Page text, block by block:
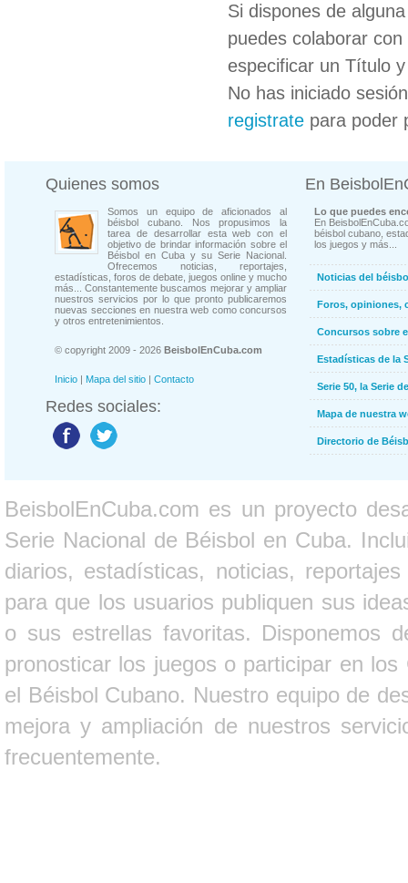
Si dispones de
puedes colaborar
especificar un Título
No has iniciado
registrate para poder
Quienes somos
Somos un equipo de aficionados al
béisbol cubano. Nos propusimos la
tarea de desarrollar esta web con el
objetivo de brindar información sobre el
Béisbol en Cuba y su Serie Nacional.
Ofrecemos noticias, reportajes,
estadísticas, foros de debate, juegos online y mucho
más... Constantemente buscamos mejorar y ampliar
nuestros servicios por lo que pronto publicaremos
nuevas secciones en nuestra web como concursos
y otros entretenimientos.
© copyright 2009 - 2026 BeisbolEnCuba.com
Inicio | Mapa del sitio | Contacto
Redes sociales:
En
Lo que puedes
En
béisbol cubano,
los juegos y más...
Noticias del
Foros, opiniones,
Concursos sobre
Estadísticas de la
Serie 50, la Serie
Mapa de nuestra
Directorio de
BeisbolEnCuba.com es un proyecto
Serie Nacional de Béisbol en Cuba.
diarios, estadísticas, noticias,
para que los usuarios publiquen sus
o sus estrellas favoritas. Disponemos
pronosticar los juegos o participar en
el Béisbol Cubano. Nuestro equipo de
mejora y ampliación de nuestros
frecuentemente.